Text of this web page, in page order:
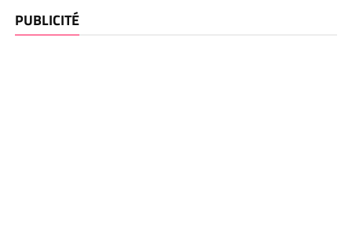
PUBLICITÉ